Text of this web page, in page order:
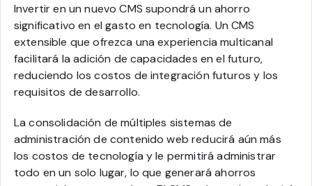
Invertir en un nuevo CMS supondrá un ahorro
significativo en el gasto en tecnología. Un CMS
extensible que ofrezca una experiencia multicanal
facilitará la adición de capacidades en el futuro,
reduciendo los costos de integración futuros y los
requisitos de desarrollo.
La consolidación de múltiples sistemas de
administración de contenido web reducirá aún más
los costos de tecnología y le permitirá administrar
todo en un solo lugar, lo que generará ahorros